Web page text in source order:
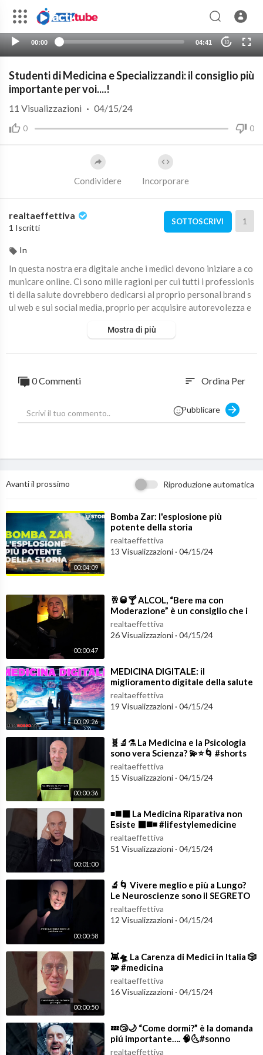
00:00 04:41 10
Studenti di Medicina e Specializzandi: il consiglio più
importante per voi....!
0 0
11 Visualizzazioni · 04/15/24
Condividere Incorporare
realtaeffettiva
1 Iscritti
SOTTOSCRIVI 1
In
In questa nostra era digitale anche i medici devono iniziare a co
municare online. Ci sono mille ragioni per cui tutti i professionis
ti della salute dovrebbero dedicarsi al proprio personal brand s
ul web e sui social media, proprio per acquisire autorevolezza e
vulgazione della sanità sul web da parte dei medici dovrebbe an
Volete capire meglio che cos'è il personal Branding per un profe
s://www.skande.com
Per capire come può funzionare il bog di un medico date un occ
Vi interessano la Psichiatria e le Neuroscienze? Bene, allora isc
mio bloghttps://www.valeriorosso.com
Inoltre andate su Amazon a dare un’occhiata ai miei libri:
“Psicobiotica” - Un nuovo modo di intendere il rapporto tra la
Mente ed il Corpo
….andate su:https://amzn.to/2IZwjhm
“Psichiatria Rock” - 50 pensieri off line dal mio blog
….andate su:
https://amzn.to/2IVKKmJ
Il Dr. Valerio Rosso, su questo canale YouTube, si dedica a prod
urre delle brevi lezioni di psichiatria rivolte ai pazienti, agli ope
ratori della salute mentale, a famigliari di pazienti ed a chiunque
sia interessato alla psichiatria ed alle neuroscienze.
Mostra di più
0 Commenti sort Ordina Per
Pubblicare
Avanti il prossimo Riproduzione automatica
00:04:09
⁣Bomba Zar: l'esplosione più
potente della storia
realtaeffettiva
13 Visualizzazioni · 04/15/24
00:00:47
⁣🥂🥃🍸 ALCOL, “Bere ma con
Moderazione” è un consiglio che i
medici NON devono dare! 👁️☠️
#shorts
realtaeffettiva
26 Visualizzazioni · 04/15/24
00:09:26
⁣MEDICINA DIGITALE: il
miglioramento digitale della salute
tramite le nuove tecnologie
realtaeffettiva
19 Visualizzazioni · 04/15/24
00:00:36
⁣🧬🔬⚗️ La Medicina e la Psicologia
sono vera Scienza? 💫⭐️🌀 #shorts
realtaeffettiva
15 Visualizzazioni · 04/15/24
00:01:00
⁣◾️◼️⬛️ La Medicina Riparativa non
Esiste ⬛️◼️◾️ #lifestylemedicine
realtaeffettiva
51 Visualizzazioni · 04/15/24
00:00:58
⁣🔬🌀 Vivere meglio e più a Lungo?
Le Neuroscienze sono il SEGRETO
🧠🧬 #cambiamentoradicale
realtaeffettiva
12 Visualizzazioni · 04/15/24
00:00:50
⁣👾🛸 La Carenza di Medici in Italia 🎲
🧩 #medicina
realtaeffettiva
16 Visualizzazioni · 04/15/24
⁣💤😴🌙 “Come dormi?” è la domanda
piú importante…. 🧠🌜#sonno
#insonnia
realtaeffettiva